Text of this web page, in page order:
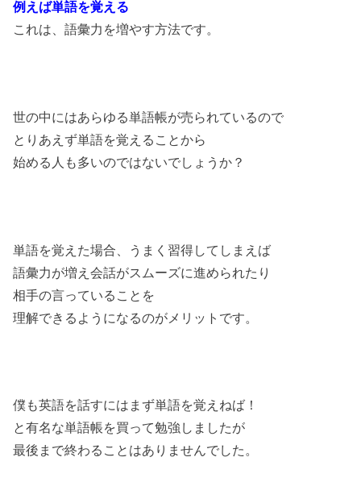
例えば単語を覚える
これは、語彙力を増やす方法です。
世の中にはあらゆる単語帳が売られているので
とりあえず単語を覚えることから
始める人も多いのではないでしょうか？
単語を覚えた場合、
うまく習得してしまえば
語彙力が増え会話がスムーズに進められたり
相手の言っていることを
理解できるようになるのがメリットです。
僕も英語を話すにはまず単語を覚えねば！
と有名な単語帳を買って勉強しましたが
最後まで終わることはありませんでした。